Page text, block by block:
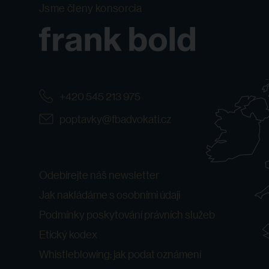
Jsme členy konsorcia
+420 545 213 975
poptavky@fbadvokati.cz
Odebírejte náš newsletter
Jak nakládáme s osobními údaji
Podmínky poskytování právních služeb
Etický kodex
Whistleblowing: jak podat oznámení